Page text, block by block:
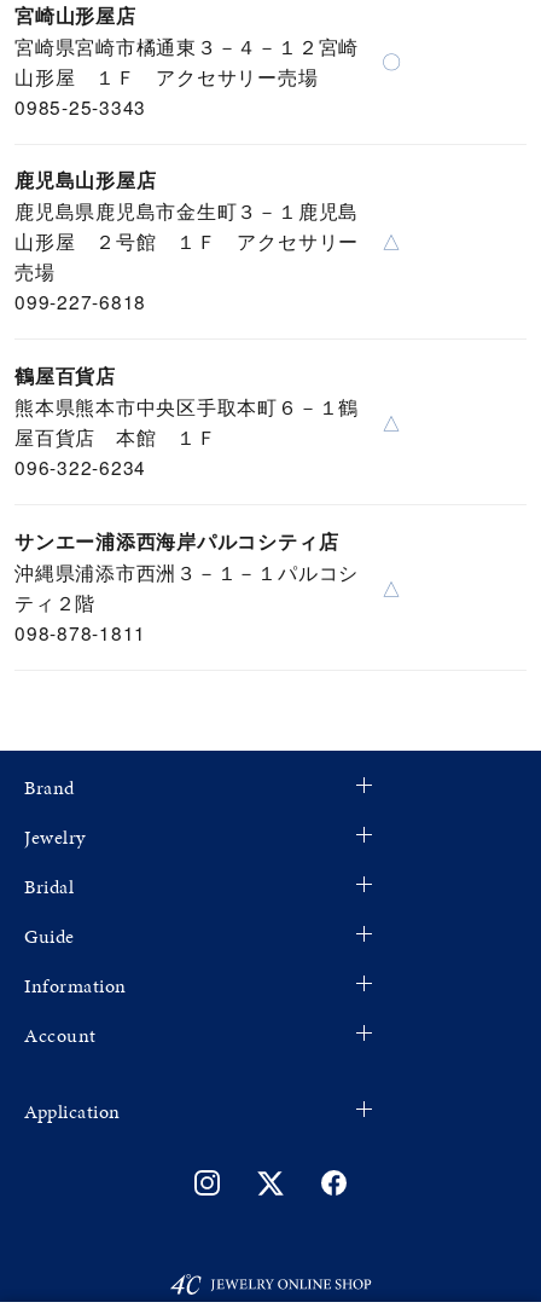
宮崎山形屋店
宮崎県宮崎市橘通東３－４－１２宮崎
山形屋 １Ｆ アクセサリー売場
0985-25-3343
〇
鹿児島山形屋店
鹿児島県鹿児島市金生町３－１鹿児島
山形屋 ２号館 １Ｆ アクセサリー
売場
099-227-6818
△
鶴屋百貨店
熊本県熊本市中央区手取本町６－１鶴
屋百貨店 本館 １Ｆ
096-322-6234
△
サンエー浦添西海岸パルコシティ店
沖縄県浦添市西洲３－１－１パルコシ
ティ２階
098-878-1811
△
Brand
Jewelry
Bridal
Guide
Information
Account
Application